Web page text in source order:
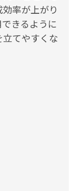
率が上がり
きるように
てやすくな